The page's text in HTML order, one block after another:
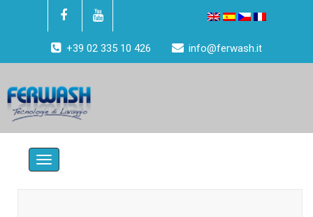
+39 02 335 10 426 info@ferwash.it
Toggle
navigation